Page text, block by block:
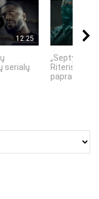
12:25
serialų
„Septynių
Riteris" – kai